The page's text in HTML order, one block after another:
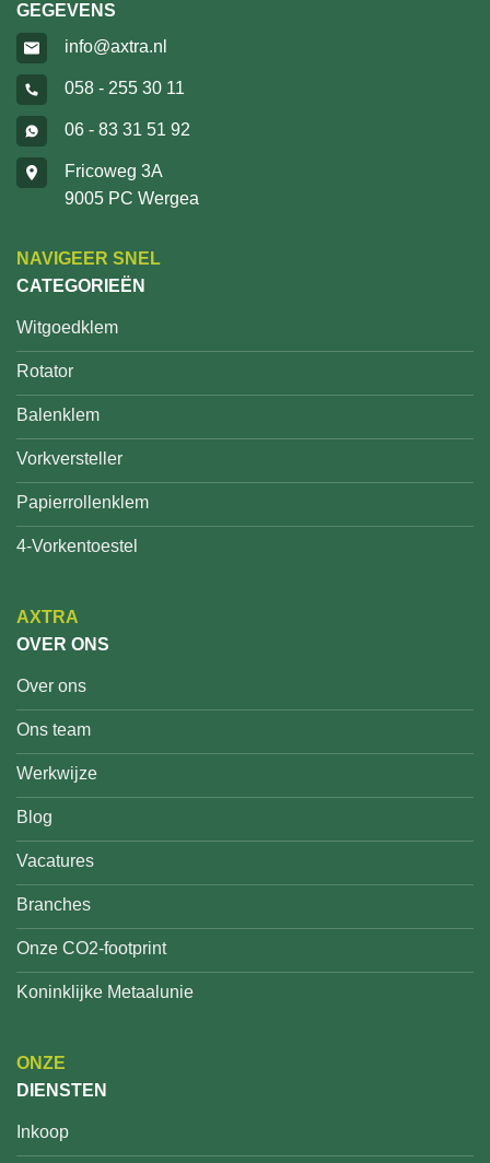
GEGEVENS
info@axtra.nl
058 - 255 30 11
06 - 83 31 51 92
Fricoweg 3A
9005 PC Wergea
NAVIGEER SNEL
CATEGORIEËN
Witgoedklem
Rotator
Balenklem
Vorkversteller
Papierrollenklem
4-Vorkentoestel
AXTRA
OVER ONS
Over ons
Ons team
Werkwijze
Blog
Vacatures
Branches
Onze CO2-footprint
Koninklijke Metaalunie
ONZE
DIENSTEN
Inkoop